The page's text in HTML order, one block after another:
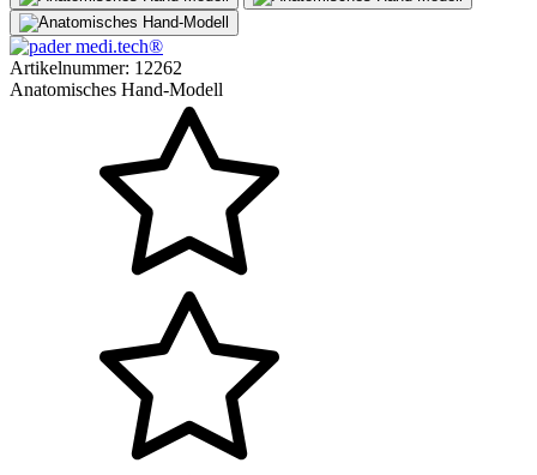
Artikelnummer: 12262
Anatomisches Hand-Modell